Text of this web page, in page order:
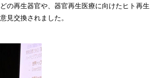
の再生器官や、器官再生医療に向けたヒト再生
見交換されました。